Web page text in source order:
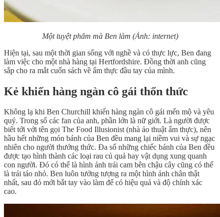
Một tuyệt phẩm mà Ben làm (Ảnh: internet)
Hiện tại, sau một thời gian sống với nghề và có thực lực, Ben đang
làm việc cho một nhà hàng tại Hertfordshire. Đồng thời anh cũng
sắp cho ra mắt cuốn sách về ẩm thực đầu tay của mình.
Kẻ khiến hàng ngàn cô gái thổn thức
Không lạ khi Ben Churchill khiến hàng ngàn cô gái mến mộ và yêu
quý. Trong số các fan của anh, phần lớn là nữ giới. Là người được
biết tới với tên gọi The Food Illusionist (nhà ảo thuật ẩm thực), nên
hầu hết những món bánh của Ben đều mang lại niềm vui và sự ngạc
nhiên cho người thưởng thức. Đa số những chiếc bánh của Ben đều
được tạo hình thành các loại rau củ quả hay vật dụng xung quanh
con người. Đó có thể là hình ảnh trái cam bên chậu cây cũng có thể
là trái táo nhỏ. Ben luôn tưởng tượng ra một hình ảnh chân thật
nhất, sau đó mới bắt tay vào làm để có hiệu quả và độ chính xác
cao.